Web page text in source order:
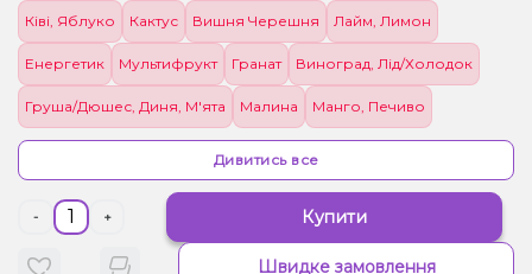
Ківі, Яблуко Кактус Вишня Черешня Лайм, Лимон
Енергетик Мультифрукт Гранат Виноград, Лід/Холодок
Груша/Дюшес, Диня, М'ята Малина Манго, Печиво
М'ята, Цитруси
Дивитись все
- + Купити
Швидке замовлення